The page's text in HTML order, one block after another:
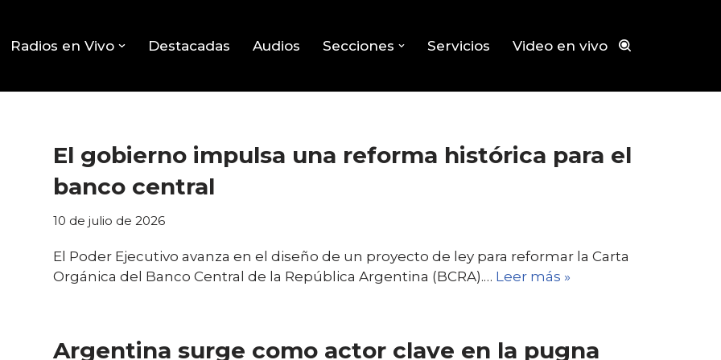
Radios en Vivo Destacadas Audios Secciones Servicios Video en vivo
El gobierno impulsa una reforma histórica para el
banco central
10 de julio de 2026
El Poder Ejecutivo avanza en el diseño de un proyecto de ley para reformar la Carta
Orgánica del Banco Central de la República Argentina (BCRA).… Leer más »
Argentina surge como actor clave en la pugna